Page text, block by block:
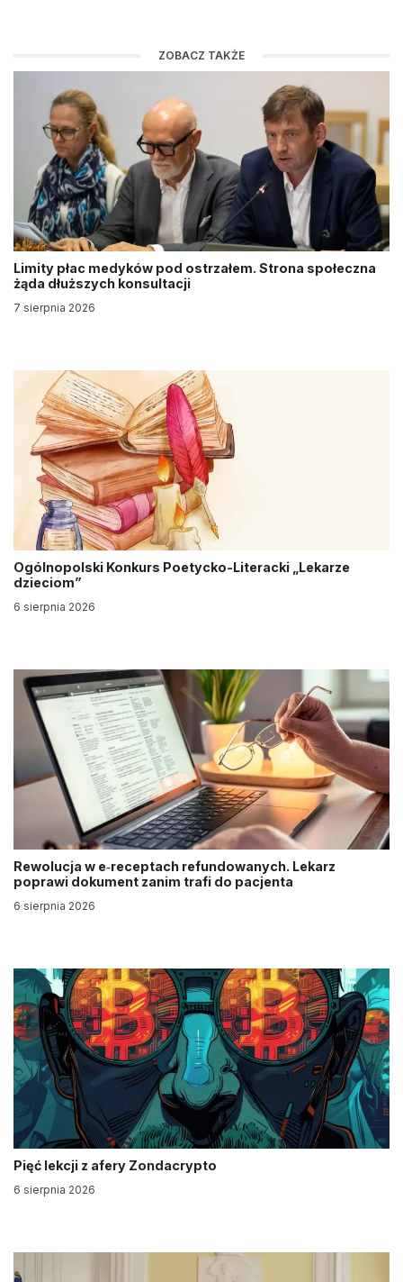
ZOBACZ TAKŻE
Limity płac medyków pod ostrzałem. Strona społeczna
żąda dłuższych konsultacji
7 sierpnia 2026
Ogólnopolski Konkurs Poetycko-Literacki „Lekarze
dzieciom”
6 sierpnia 2026
Rewolucja w e‑receptach refundowanych. Lekarz
poprawi dokument zanim trafi do pacjenta
6 sierpnia 2026
Pięć lekcji z afery Zondacrypto
6 sierpnia 2026